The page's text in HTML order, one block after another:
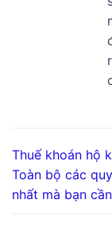
Thuế khoán hộ
Toàn bộ các
nhất mà bạn